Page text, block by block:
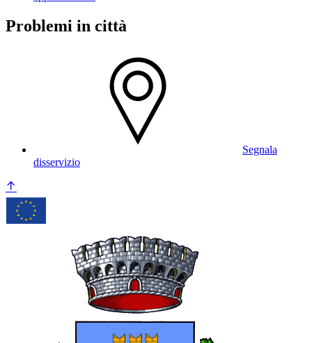
Problemi in città
Segnala
disservizio